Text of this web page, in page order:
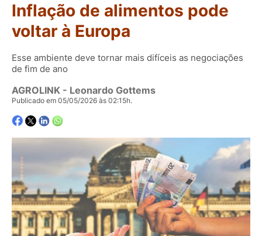
Inflação de alimentos pode
voltar à Europa
Esse ambiente deve tornar mais difíceis as negociações
de fim de ano
AGROLINK - Leonardo Gottems
Publicado em 05/05/2026 às 02:15h.